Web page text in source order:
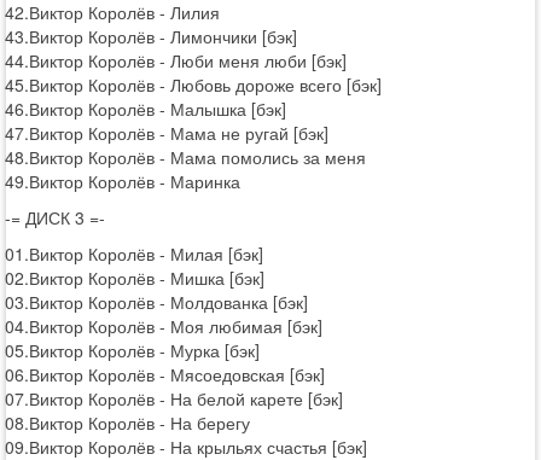
42.Виктор Королёв - Лилия
43.Виктор Королёв - Лимончики [бэк]
44.Виктор Королёв - Люби меня люби [бэк]
45.Виктор Королёв - Любовь дороже всего [бэк]
46.Виктор Королёв - Малышка [бэк]
47.Виктор Королёв - Мама не ругай [бэк]
48.Виктор Королёв - Мама помолись за меня
49.Виктор Королёв - Маринка
-= ДИСК 3 =-
01.Виктор Королёв - Милая [бэк]
02.Виктор Королёв - Мишка [бэк]
03.Виктор Королёв - Молдованка [бэк]
04.Виктор Королёв - Моя любимая [бэк]
05.Виктор Королёв - Мурка [бэк]
06.Виктор Королёв - Мясоедовская [бэк]
07.Виктор Королёв - На белой карете [бэк]
08.Виктор Королёв - На берегу
09.Виктор Королёв - На крыльях счастья [бэк]